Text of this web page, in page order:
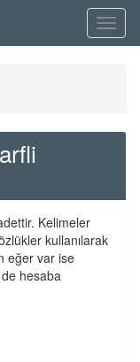
Menü
Kelimeler
kullanılarak
eğer var ise
hesaba